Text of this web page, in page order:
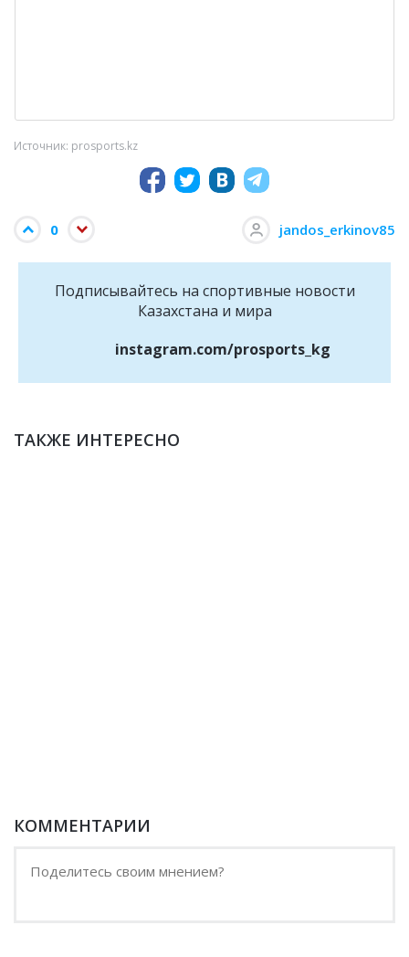
Источник: prosports.kz
0 jandos_erkinov85
Подписывайтесь на cпортивные новости
Казахстана и мира
instagram.com/prosports_kg
ТАКЖЕ ИНТЕРЕСНО
КОММЕНТАРИИ